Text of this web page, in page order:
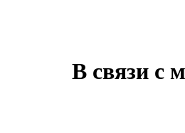
В связи с